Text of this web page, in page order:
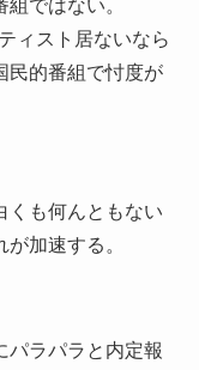
ではない。
ィスト居ないなら
民的番組で忖度が
くも何んともない
加速する。
パラパラと内定報